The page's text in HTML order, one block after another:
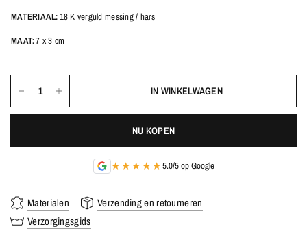
MATERIAAL:18 K verguld messing / hars
MAAT:7 x 3 cm
IN WINKELWAGEN
NU KOPEN
★★★★★5.0/5 op Google
Materialen
Verzending en retourneren
Verzorgingsgids